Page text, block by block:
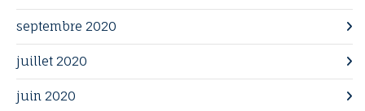
septembre 2020
juillet 2020
juin 2020